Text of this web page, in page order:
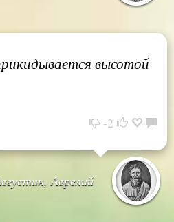
высотой
-2
Аврелий